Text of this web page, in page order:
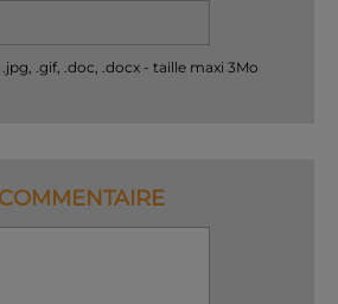
.gif, .doc, .docx - taille maxi 3Mo